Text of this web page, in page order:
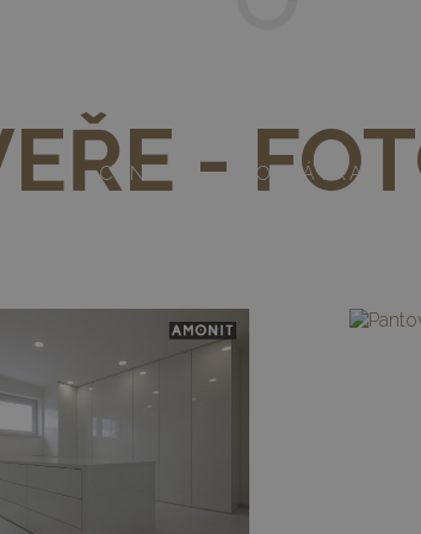
CENY POPTÁVKA
-